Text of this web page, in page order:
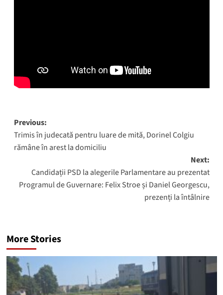
Post
navigation
Previous:
Trimis în judecată pentru luare de mită, Dorinel Colgiu
rămâne în arest la domiciliu
Next:
Candidații PSD la alegerile Parlamentare au prezentat
Programul de Guvernare: Felix Stroe și Daniel Georgescu,
prezenți la întâlnire
More Stories